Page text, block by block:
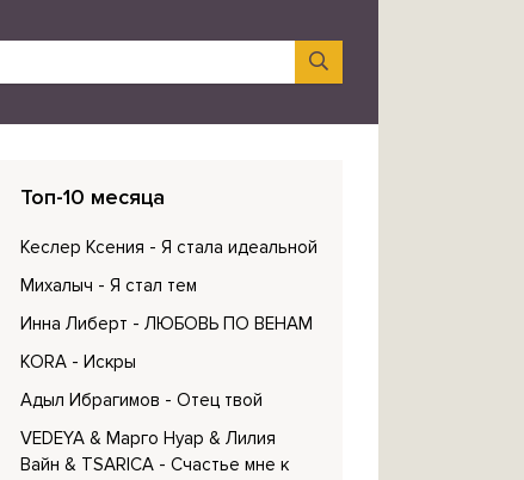
Топ-10 месяца
Кеслер Ксения - Я стала идеальной
Михалыч - Я стал тем
Инна Либерт - ЛЮБОВЬ ПО ВЕНАМ
KORA - Искры
Адыл Ибрагимов - Отец твой
VEDEYA & Марго Нуар & Лилия
Вайн & TSARICA - Счастье мне к